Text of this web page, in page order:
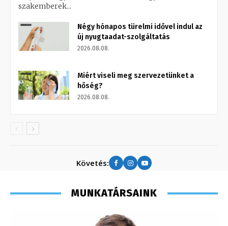
szakemberek...
Négy hónapos türelmi idővel indul az
új nyugtaadat-szolgáltatás
2026.08.08.
Miért viseli meg szervezetünket a
hőség?
2026.08.08.
Követés:
MUNKATÁRSAINK